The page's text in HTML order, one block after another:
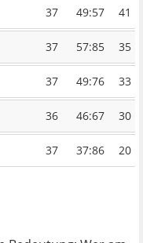
37 49:57 41
37 57:85 35
37 49:76 33
36 46:67 30
37 37:86
20